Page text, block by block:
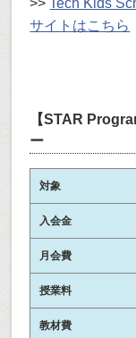
>>
Tech Kids
サイトはこちら
【STAR
ー
対象
入会金
月会費
授業料
教材費